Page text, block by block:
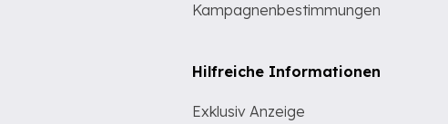
Kampagnenbestimmungen
Hilfreiche Informationen
Exklusiv Anzeige